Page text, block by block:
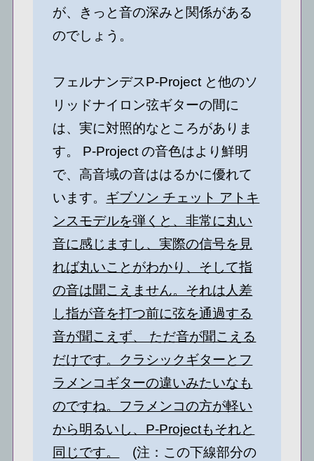
が、きっと音の深みと関係がある
のでしょう。
フェルナンデスP-Project と他のソ
リッドナイロン弦ギターの間に
は、実に対照的なところがありま
す。 P-Project の音色はより鮮明
で、高音域の音ははるかに優れて
います。 ギブソン チェット アトキ
ンスモデルを弾くと、非常に丸い
音に感じますし、実際の信号を見
れば丸いことがわかり、そして指
の音は聞こえません。それは人差
し指が音を打つ前に弦を通過する
音が聞こえず、 ただ音が聞こえる
だけです。クラシックギターとフ
ラメンコギターの違いみたいなも
のですね。フラメンコの方が軽い
から明るいし、P-Projectもそれと
同じです。
(注：この下線部分の